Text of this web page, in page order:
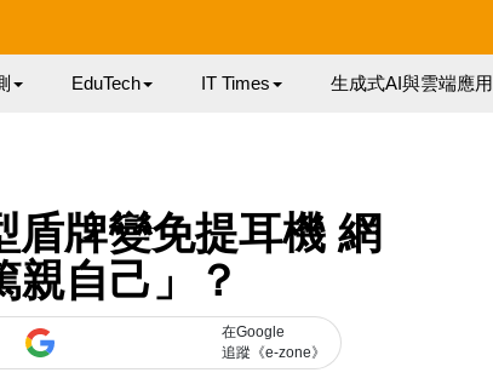
EduTech IT Times 生成式AI與雲端應用
盾牌變免提耳機 網
親自己」？
在Google
追蹤《e-zone》